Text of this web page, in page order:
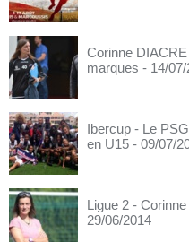
Corinne
marques - 14/
Ibercup - Le
en U15 - 09/07/
Ligue 2 -
29/06/2014